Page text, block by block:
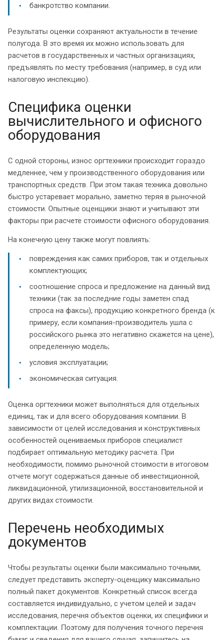
банкротство компании.
Результаты оценки сохраняют актуальности в течение
полугода. В это время их можно использовать для
расчетов в государственных и частных организациях,
предъявлять по месту требования (например, в суд или
налоговую инспекцию).
Специфика оценки
вычислительного и офисного
оборудования
С одной стороны, износ оргтехники происходит гораздо
медленнее, чем у производственного оборудования или
транспортных средств. При этом такая техника довольно
быстро устаревает морально, заметно теряя в рыночной
стоимости. Опытные оценщики знают и учитывают эти
факторы при расчете стоимости офисного оборудования.
На конечную цену также могут повлиять:
повреждения как самих приборов, так и отдельных
комплектующих;
соотношение спроса и предложение на данный вид
техники (так за последние годы заметен спад
спроса на факсы), продукцию конкретного бренда (к
примеру, если компания-производитель ушла с
российского рынка это негативно скажется на цене),
определенную модель;
условия эксплуатации;
экономическая ситуация.
Оценка оргтехники может выполняться для отдельных
единиц, так и для всего оборудования компании. В
зависимости от целей исследования и конструктивных
особенностей оцениваемых приборов специалист
подбирает оптимальную методику расчета. При
необходимости, помимо рыночной стоимости в итоговом
отчете могут содержаться данные об инвестиционной,
ликвидационной, утилизационной, восстановительной и
других видах стоимости.
Перечень необходимых
документов
Чтобы результаты оценки были максимально точными,
следует представить эксперту-оценщику максимально
полный пакет документов. Конкретный список всегда
составляется индивидуально, с учетом целей и задач
исследования, перечня объектов оценки, их специфики и
комплектации. Поэтому для получения точного перечня